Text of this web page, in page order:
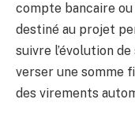
compte bancaire
destiné au projet
suivre l’évolution
verser une somme
des virements